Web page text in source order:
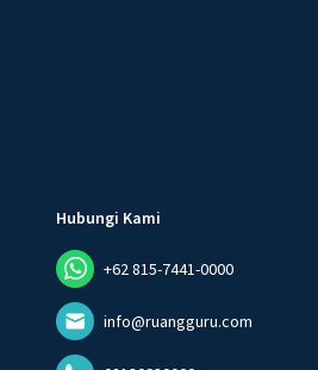
Hubungi Kami
+62 815-7441-0000
info@ruangguru.com